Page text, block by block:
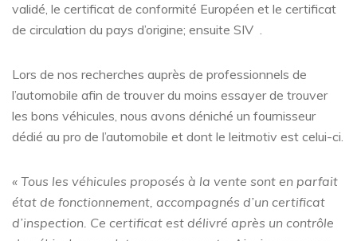
validé, le certificat de conformité Européen et le certificat
de circulation du pays d’origine; ensuite SIV .
Lors de nos recherches auprès de professionnels de
l’automobile afin de trouver du moins essayer de trouver
les bons véhicules, nous avons déniché un fournisseur
dédié au pro de l’automobile et dont le leitmotiv est celui-ci.
« Tous les véhicules proposés à la vente sont en parfait
état de fonctionnement, accompagnés d’un certificat
d’inspection. Ce certificat est délivré après un contrôle